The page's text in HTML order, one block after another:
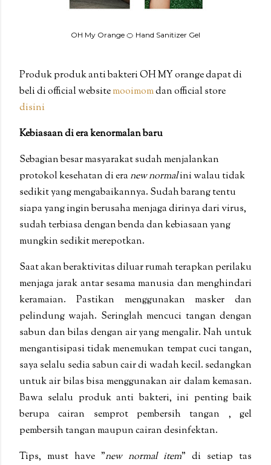
OH My Orange 🍊 Hand Sanitizer Gel
Produk produk anti bakteri OH MY orange dapat di
beli di official websitemooimomdan official store
disini
Kebiasaan di era kenormalan baru
Sebagian besar masyarakat sudah menjalankan
protokol kesehatan di era new normalini walau tidak
sedikit yang mengabaikannya. Sudah barang tentu
siapa yang ingin berusaha menjaga dirinya dari virus,
sudah terbiasa dengan benda dan kebiasaan yang
mungkin sedikit merepotkan.
Saat akan beraktivitas diluar rumah terapkan perilaku
menjaga jarak antar sesama manusia dan menghindari
keramaian. Pastikan menggunakan masker dan
pelindung wajah. Seringlah mencuci tangan dengan
sabun dan bilas dengan air yang mengalir. Nah untuk
mengantisipasi tidak menemukan tempat cuci tangan,
saya selalu sedia sabun cair di wadah kecil. sedangkan
untuk air bilas bisa menggunakan air dalam kemasan.
Bawa selalu produk anti bakteri, ini penting baik
berupa cairan semprot pembersih tangan , gel
pembersih tangan maupun cairan desinfektan.
Tips, must have "new normal item" di setiap tas